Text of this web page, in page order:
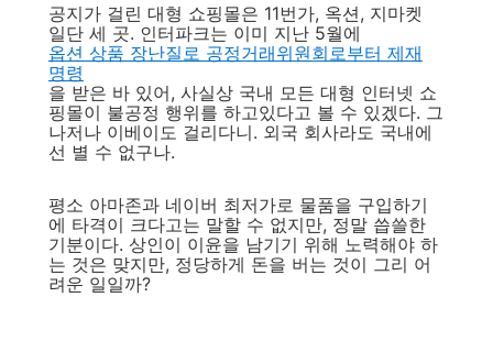
공지가 걸린 대형 쇼핑몰은 11번가, 옥션, 지마켓
일단 세 곳. 인터파크는 이미 지난 5월에
옵션 상품 장난질로 공정거래위원회로부터 제재
명령
을 받은 바 있어, 사실상 국내 모든 대형 인터넷 쇼
핑몰이 불공정 행위를 하고있다고 볼 수 있겠다. 그
나저나 이베이도 걸리다니. 외국 회사라도 국내에
선 별 수 없구나.
평소 아마존과 네이버 최저가로 물품을 구입하기
에 타격이 크다고는 말할 수 없지만, 정말 씁쓸한
기분이다. 상인이 이윤을 남기기 위해 노력해야 하
는 것은 맞지만, 정당하게 돈을 버는 것이 그리 어
려운 일일까?